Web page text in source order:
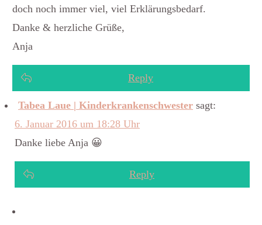
doch noch immer viel, viel Erklärungsbedarf.
Danke & herzliche Grüße,
Anja
Reply
Tabea Laue | Kinderkrankenschwester sagt:
6. Januar 2016 um 18:28 Uhr
Danke liebe Anja 😀
Reply